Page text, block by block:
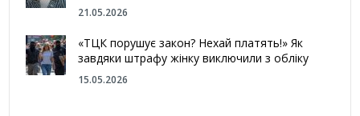
21.05.2026
«ТЦК порушує закон? Нехай платять!» Як
завдяки штрафу жінку виключили з обліку
15.05.2026